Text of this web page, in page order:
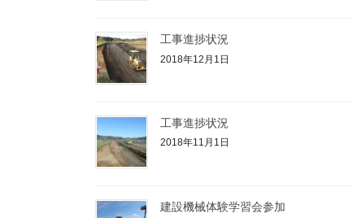
工事進捗状況
2018年12月1日
工事進捗状況
2018年11月1日
建設機械体験学習会参加